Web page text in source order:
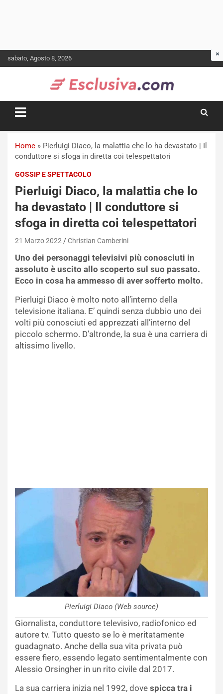
to
sabato, Agosto 8, 2026
Home » Pierluigi Diaco, la malattia che lo ha devastato | Il
conduttore si sfoga in diretta coi telespettatori
GOSSIP E SPETTACOLO
Pierluigi Diaco, la malattia che lo
ha devastato | Il conduttore si
sfoga in diretta coi telespettatori
21 Marzo 2022 Christian Camberini
Uno dei personaggi televisivi più conosciuti in
assoluto è uscito allo scoperto sul suo passato.
Ecco in cosa ha ammesso di aver sofferto molto.
Pierluigi Diaco è molto noto all’interno della
televisione italiana. E’ quindi senza dubbio uno dei
volti più conosciuti ed apprezzati all’interno del
piccolo schermo. D’altronde, la sua è una carriera di
altissimo livello.
Pierluigi Diaco (Web source)
Giornalista, conduttore televisivo, radiofonico ed
autore tv. Tutto questo se lo è meritatamente
guadagnato. Anche della sua vita privata può
essere fiero, essendo legato sentimentalmente con
Alessio Orsingher in un rito civile dal 2017.
La sua carriera inizia nel 1992, dove spicca tra i